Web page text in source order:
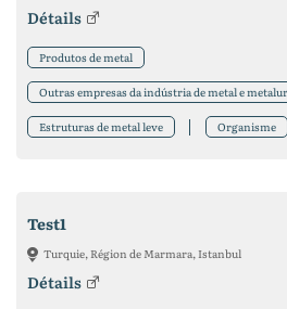
Détails
Produtos de metal
Outras empresas da indústria de metal e
Estruturas de metal leve Organisme
Test1
Turquie, Région de Marmara, Istanbul
Détails